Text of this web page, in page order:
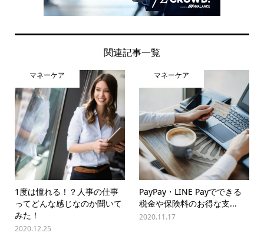
関連記事一覧
マネーケア
1度は憧れる！？人事の仕事
ってどんな感じなのか聞いて
みた！
2020.12.25
マネーケア
PayPay・LINE Payでできる
税金や保険料のお得な支...
2020.11.17